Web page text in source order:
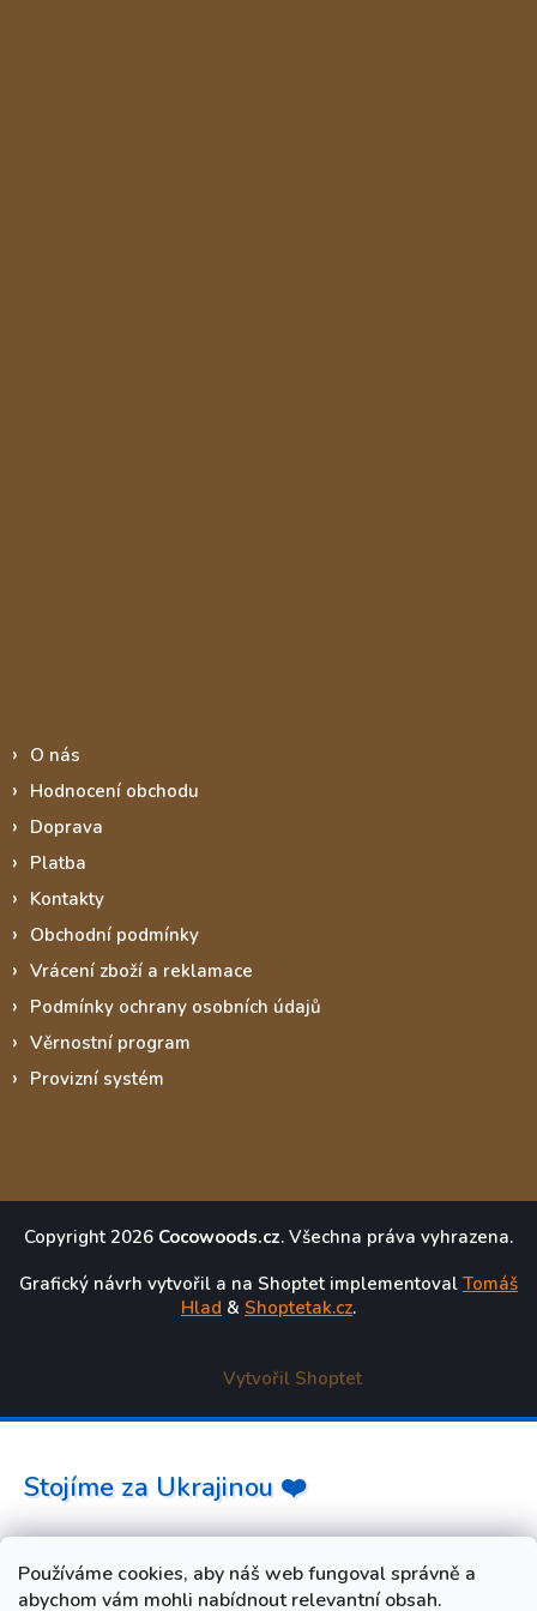
Používáme cookies, aby náš web fungoval správně a
abychom vám mohli nabídnout relevantní obsah.
O nás
Hodnocení obchodu
Doprava
Platba
Kontakty
Obchodní podmínky
Vrácení zboží a reklamace
Podmínky ochrany osobních údajů
Věrnostní program
Provizní systém
Copyright 2026 Cocowoods.cz. Všechna práva vyhrazena.
Grafický návrh vytvořil a na Shoptet implementoval Tomáš
Hlad & Shoptetak.cz.
Vytvořil Shoptet
Stojíme za Ukrajinou ❤️
Jak a čím pomoci »